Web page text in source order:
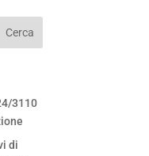
3110
di